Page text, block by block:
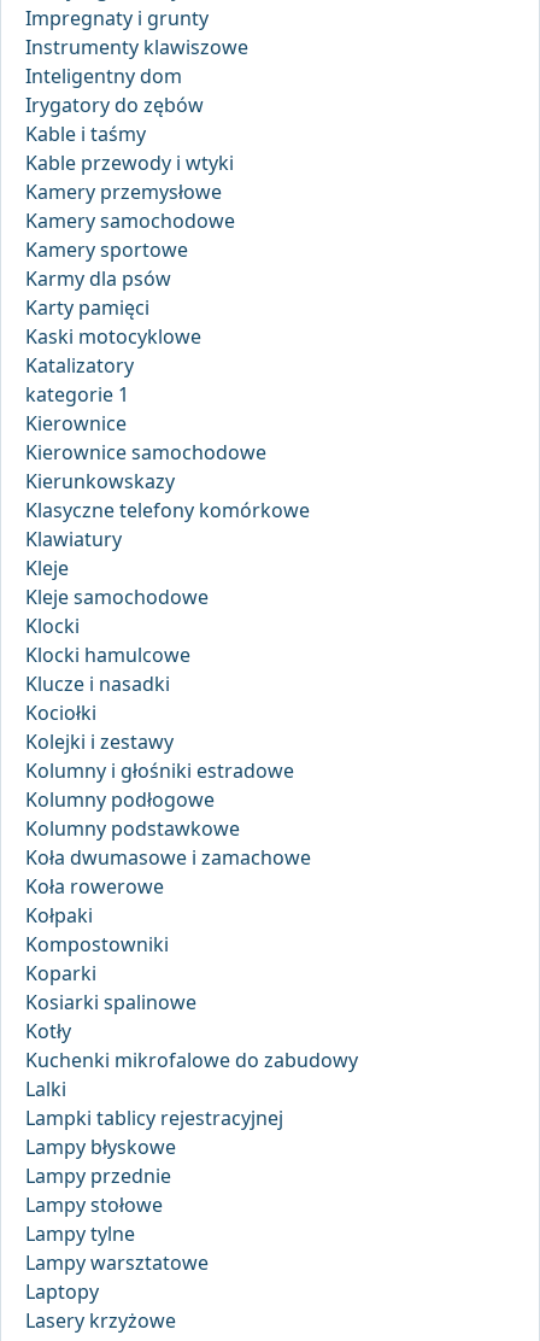
Impregnaty i grunty
Instrumenty klawiszowe
Inteligentny dom
Irygatory do zębów
Kable i taśmy
Kable przewody i wtyki
Kamery przemysłowe
Kamery samochodowe
Kamery sportowe
Karmy dla psów
Karty pamięci
Kaski motocyklowe
Katalizatory
kategorie 1
Kierownice
Kierownice samochodowe
Kierunkowskazy
Klasyczne telefony komórkowe
Klawiatury
Kleje
Kleje samochodowe
Klocki
Klocki hamulcowe
Klucze i nasadki
Kociołki
Kolejki i zestawy
Kolumny i głośniki estradowe
Kolumny podłogowe
Kolumny podstawkowe
Koła dwumasowe i zamachowe
Koła rowerowe
Kołpaki
Kompostowniki
Koparki
Kosiarki spalinowe
Kotły
Kuchenki mikrofalowe do zabudowy
Lalki
Lampki tablicy rejestracyjnej
Lampy błyskowe
Lampy przednie
Lampy stołowe
Lampy tylne
Lampy warsztatowe
Laptopy
Lasery krzyżowe